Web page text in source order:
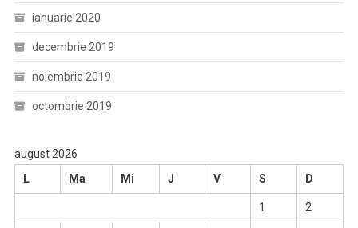
ianuarie 2020
decembrie 2019
noiembrie 2019
octombrie 2019
august 2026
L
Ma Mi J V S D
1 2